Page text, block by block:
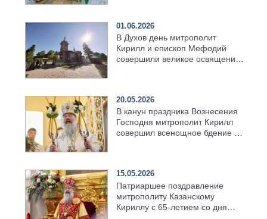
01.06.2026
В Духов день митрополит
Кирилл и епископ Мефодий
совершили великое освящение
20.05.2026
В канун праздника Вознесения
Господня митрополит Кирилл
совершил всенощное бдение в
15.05.2026
Патриаршее поздравление
митрополиту Казанскому
Кириллу с 65-летием со дня